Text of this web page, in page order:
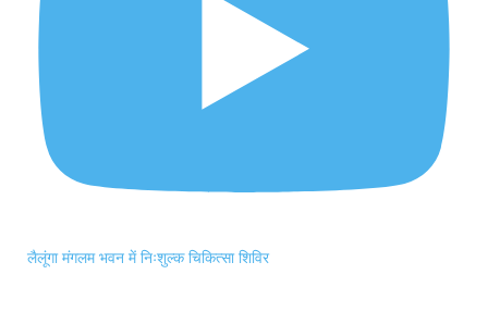
लैलूंगा मंगलम भवन में निःशुल्क चिकित्सा शिविर